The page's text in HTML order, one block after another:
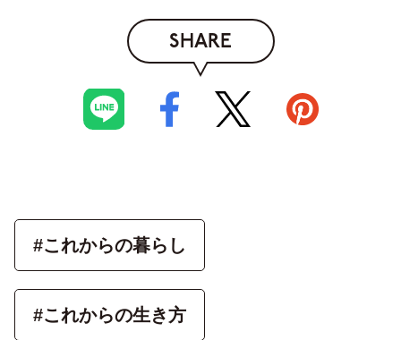
SHARE
#これからの暮らし
#これからの生き方